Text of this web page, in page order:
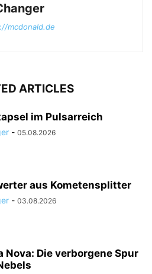
mcdonald.de
ARTICLES
im Pulsarreich
- 05.08.2026
aus Kometensplitter
- 03.08.2026
Nova: Die verborgene Spur